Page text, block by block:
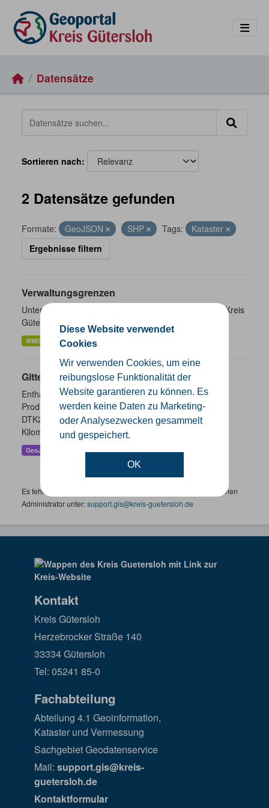
Diese Website verwendet
Cookies
Wir verwenden Cookies, um eine
reibungslose Funktionalität der
Website garantieren zu können. Es
werden keine Daten zu Marketing-
oder Analysezwecken gesammelt
und gespeichert.
OK
Datensätze
Sortieren nach
2 Datensätze gefunden
Formate: GeoJSON SHP Tags:
Kataster
Ergebnisse filtern
Verwaltungsgrenzen
Unterschiedliche Ebenen der Verwaltungsgrenzen im Kreis
Gütersloh
WMS SHP GeoJSON
Gitternetze
Enthalten sind die Gitternetze/ Blattschnitte folgender
Produkte: - DTK100 - DTK50 - TK25 (Meßtischblatt) -
DTK25 - DOP10 - DGK5 Höhenfolie - DGK5 (GK3) -
Kilometerquadrat (GK3)...
GeoJSON WMS
Es fehlen spezifische Datensätze? Wenden Sie sich bitte an einen
Administrator unter:support.gis@kreis-guetersloh.de
Kontakt
Kreis Gütersloh
Herzebrocker Straße 140
33334 Gütersloh
Tel: 05241 85-0
Fachabteilung
Abteilung 4.1 Geoinformation,
Kataster und Vermessung
Sachgebiet Geodatenservice
Mail: support.gis@kreis-
guetersloh.de
Kontaktformular